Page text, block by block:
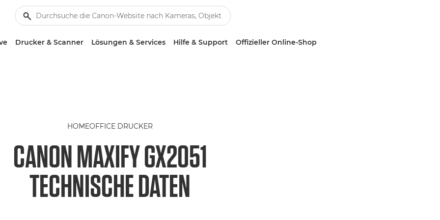
Drucker & Scanner Lösungen & Services Hilfe & Support Offizieller Online-Shop
HOMEOFFICE DRUCKER
CANON MAXIFY GX2051
TECHNISCHE DATEN